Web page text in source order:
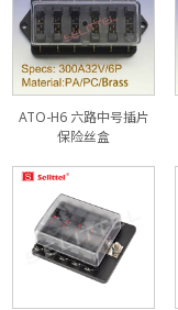
ATO-H6 六路中号插片
保险丝盒